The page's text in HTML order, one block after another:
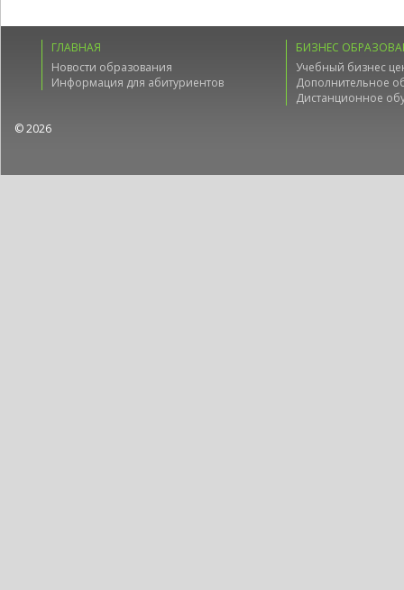
ГЛАВНАЯ
Новости образования
Информация для абитуриентов
БИЗНЕС
Учебный бизнес
Дополнительное
Дистанционное
© 2026